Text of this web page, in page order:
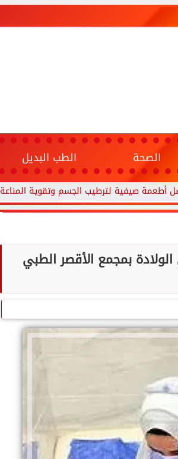
الصحة الطب البديل
الجسم وتقوية المناعة.. 10 خيارات تحارب الجفاف والحر
بمجمع الأقصر الطبي